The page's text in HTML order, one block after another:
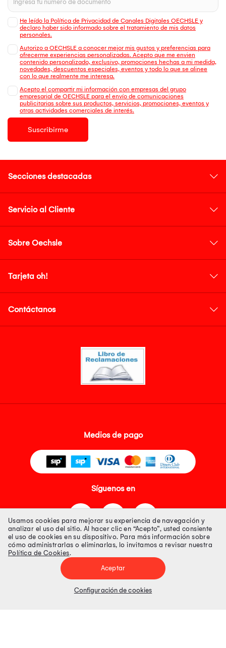
He leído la Política de Privacidad de Canales Digitales OECHSLE y
declaro haber sido informado sobre el tratamiento de mis datos
personales.
Autorizo a OECHSLE a conocer mejor mis gustos y preferencias para
ofrecerme experiencias personalizadas. Acepto que me envien
contenido personalizado, exclusivo, promociones hechas a mi medida,
novedades, descuentos especiales, eventos y todo lo que se alinee
con lo que realmente me interesa.
Acepto el compartir mi información con empresas del grupo
empresarial de OECHSLE para el envío de comunicaciones
publicitarias sobre sus productos, servicios, promociones, eventos y
otras actividades comerciales de interés.
Suscribirme
Secciones destacadas
Servicio al Cliente
Sobre Oechsle
Tarjeta oh!
Contáctanos
Medios de pago
Síguenos en
Tienda 100% Segura
Tiendas Peruanas S.A. R.U.C. Nº 20493020618. Todos los derechos
Precios disponibles solo en www.oechsle.pe. Precios online publicados
Usamos cookies para mejorar su experiencia de navegación y
analizar el uso del sitio. Al hacer clic en “Acepto”, usted consiente
el uso de cookies en su dispositivo. Para más información sobre
cómo administrarlas o eliminarlas, lo invitamos a revisar nuestra
Política de Cookies.
Aceptar
Configuración de cookies